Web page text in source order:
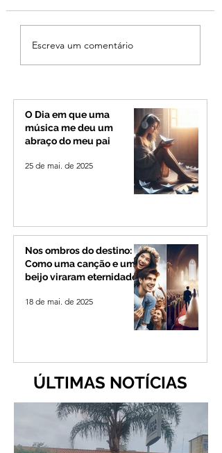
Vereador Edinho é
encontrado morto em
Uberlândia; polícia
Escreva um comentário
O Dia em que uma
música me deu um
abraço do meu pai
25 de mai. de 2025
Nos ombros do destino:
Como uma canção e um
beijo viraram eternidade
18 de mai. de 2025
ÚLTIMAS NOTÍCIAS